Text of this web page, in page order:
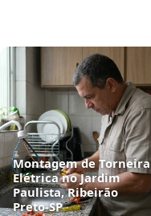
Montagem de Torneira
Elétrica no Jardim
Paulista, Ribeirão
Preto‑SP